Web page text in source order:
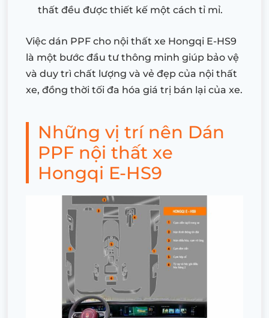
thất đều được thiết kế một cách tỉ mỉ.
Việc dán PPF cho nội thất xe Hongqi E-HS9
là một bước đầu tư thông minh giúp bảo vệ
và duy trì chất lượng và vẻ đẹp của nội thất
xe, đồng thời tối đa hóa giá trị bán lại của xe.
Những vị trí nên Dán
PPF nội thất xe
Hongqi E-HS9